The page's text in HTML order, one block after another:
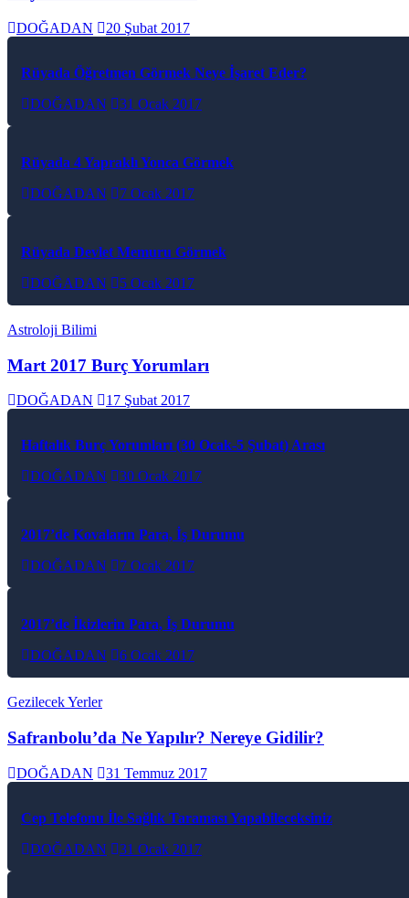
DOĞADAN 20 Şubat 2017
Rüyada Öğretmen Görmek Neye İşaret Eder?
DOĞADAN
31 Ocak 2017
Rüyada 4 Yapraklı Yonca Görmek
DOĞADAN
7 Ocak 2017
Rüyada Devlet Memuru Görmek
DOĞADAN
5 Ocak 2017
Astroloji Bilimi
Mart 2017 Burç Yorumları
DOĞADAN 17 Şubat 2017
Haftalık Burç Yorumları (30 Ocak-5 Şubat) Arası
DOĞADAN
30 Ocak 2017
2017’de Kovaların Para, İş Durumu
DOĞADAN
7 Ocak 2017
2017’de İkizlerin Para, İş Durumu
DOĞADAN
6 Ocak 2017
Gezilecek Yerler
Safranbolu’da Ne Yapılır? Nereye Gidilir?
DOĞADAN 31 Temmuz 2017
Cep Telefonu İle Sağlık Taraması Yapabileceksiniz
DOĞADAN
31 Ocak 2017